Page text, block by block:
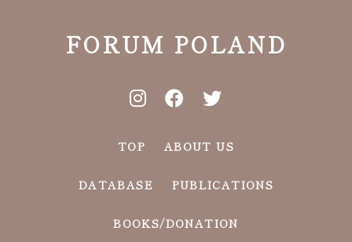
FORUM POLAND
TOP ABOUT US
DATABASE PUBLICATIONS
BOOKS/DONATION